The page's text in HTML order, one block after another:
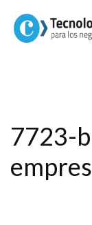
7723-